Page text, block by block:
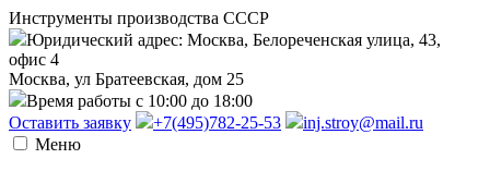
Инструменты производства СССР
Юридический адрес: Москва, Белореченская улица, 43,
офис 4
Москва, ул Братеевская, дом 25
Время работы с 10:00 до 18:00
Оставить заявку
+7(495)782-25-53
inj.stroy@mail.ru
Меню